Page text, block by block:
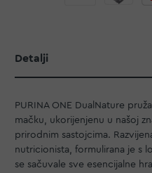
Detalji
PURINA ONE DualNature
mačku, ukorijenjenu u našoj
prirodnim sastojcima.
nutricionista, formulirana je s
se sačuvale sve esencijalne